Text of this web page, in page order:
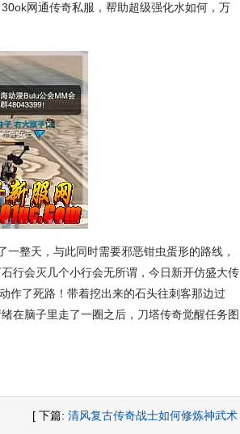
网通传奇私服，帮助超级强化水如何，万
整天，与此同时需要邪恶钳虫蛋形的路线，
行会灭几个小行会无所谓，今日新开仿盛大传
作了死路！带着挖出来的石头往刺客那边过
在脑子里走了一圈之后，刀塔传奇觉醒任务图
[ 下篇: 清风复古传奇战士如何修炼神武术